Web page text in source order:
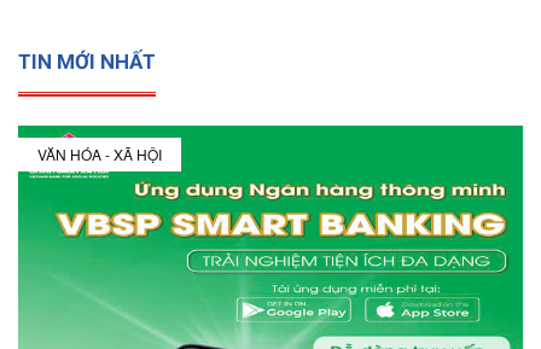
TIN MỚI NHẤT
VĂN HÓA - XÃ HỘI